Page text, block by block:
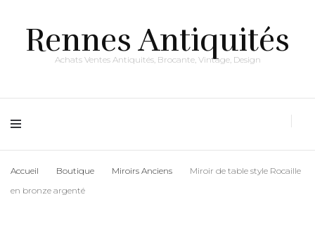
Rennes Antiquités
Achats Ventes Antiquités, Brocante, Vintage, Design
Accueil Boutique Miroirs Anciens
Miroir de table style Rocaille
en bronze argenté